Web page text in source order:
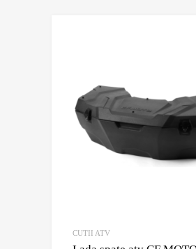
CUTII ATV